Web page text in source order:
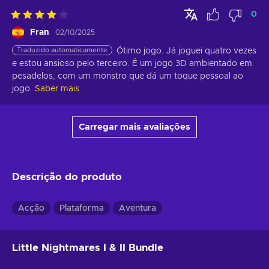
Fran 02/10/2025
0
Traduzido automaticamente
Ótimo jogo. Já joguei quatro vezes
e estou ansioso pelo terceiro. É um jogo 3D ambientado em
pesadelos, com um monstro que dá um toque pessoal ao
jogo.
Saber mais
Carregar mais avaliações
Descrição do produto
Acção Plataforma Aventura
Little Nightmares I & II Bundle